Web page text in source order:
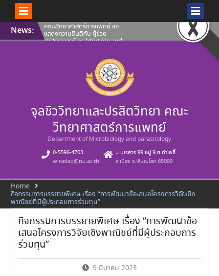
Skip
content
News: คณะวิทยาศาสตร์การแพทย์ ขอ
แสดงความยินดีกับ ผู้ช่วย
ศาสตราจารย์ ดร.โศภิศ คันธวงศ์
ชู และ คุณปลื้มกมล ภูวนาถ
ศรัณญา ที่ผลงานได้รับการขึ้น
ทะเบียนทรัพย์สินทางปัญญา
คณะวิทยาศาสตร์การแพทย์ ขอ
แนะนำบุคลากรสายวิชาการ ประจำ
เดือนสิงหาคม 2569
ศาสตราจารย์ ดร.โศภิศ คันธวงศ์
และ ผู้ช่วยศาสตราจารย์ ดร.วาสนา
ฉัตรดำรง คณะวิทยาศาสตร์การ
แพทย์ มหาวิทยาลัยนเรศวร ที่ผล
งานได้รับการขึ้นทะเบียนทรัพย์สิน
ทางปัญญา
จุลชีววิทยาและปรสิตวิทยา คณะ
วิทยาศาสตร์การแพทย์
Department of Microbiology and parasitology
0-5596-4703
wiradap@nu.ac.th
ม.นเรศวร 99 หมู่ 9 ต.ท่าโพธิ์
อ.เมือง จ.พิษณุโลก 65000
Home
กิจกรรมการบรรยายพิเศษ เรื่อง “การพัฒนาข้อเสนอโครงการวิจัยเชิง
พาณิชย์ที่มีผู้ประกอบการร่วมทุน”
กิจกรรมการบรรยายพิเศษ เรื่อง “การพัฒนาข้อ
เสนอโครงการวิจัยเชิงพาณิชย์ที่มีผู้ประกอบการ
ร่วมทุน”
9 มีนาคม 2023